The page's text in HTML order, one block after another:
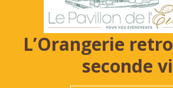
L’Orangerie
seconde